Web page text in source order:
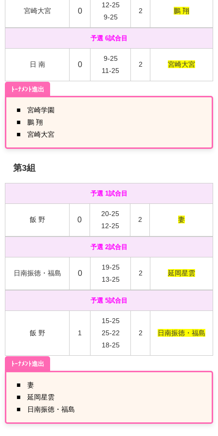
宮崎大宮 0
12-25
9-25
2 鵬 翔
予選 6試合目
日 南 0
9-25
11-25
2 宮崎大宮
ﾄｰﾅﾒﾝﾄ進出
■ 宮崎学園
■ 鵬 翔
■ 宮崎大宮
第3組
予選 1試合目
飯 野 0
20-25
12-25
2 妻
予選 2試合目
日南振徳・福島 0
19-25
13-25
2 延岡星雲
予選 5試合目
飯 野 1
15-25
25-22
18-25
2 日南振徳・福島
ﾄｰﾅﾒﾝﾄ進出
■ 妻
■ 延岡星雲
■ 日南振徳・福島